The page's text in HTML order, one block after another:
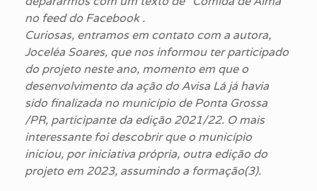
no feed do Facebook .
Curiosas, entramos em contato com a autora,
Joceléa Soares, que nos informou ter participado
do projeto neste ano, momento em que o
desenvolvimento da ação do Avisa Lá já havia
sido finalizada no município de Ponta Grossa
/PR, participante da edição 2021/22. O mais
interessante foi descobrir que o município
iniciou, por iniciativa própria, outra edição do
projeto em 2023, assumindo a formação(3).